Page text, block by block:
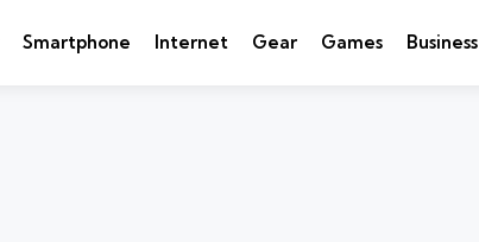
Smartphone Internet Gear Games Business